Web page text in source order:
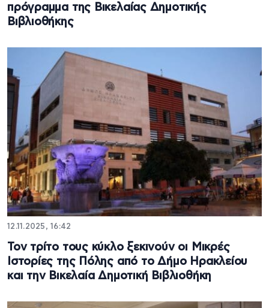
πρόγραμμα της Βικελαίας Δημοτικής
Βιβλιοθήκης
12.11.2025, 16:42
Τον τρίτο τους κύκλο ξεκινούν οι Μικρές
Ιστορίες της Πόλης από το Δήμο Ηρακλείου
και την Βικελαία Δημοτική Βιβλιοθήκη